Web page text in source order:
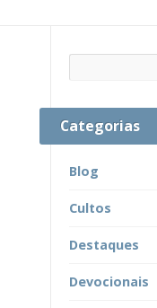
Categorias
Blog
Cultos
Destaques
Devocionais